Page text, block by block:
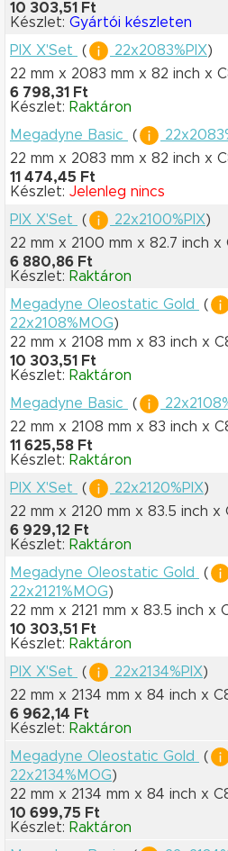
10 303,51 Ft
Készlet: Gyártói készleten
PIX X'Set
( 22x2083%PIX)
22 mm x 2083 mm x 82 inch x
6 798,31 Ft
Készlet: Raktáron
Megadyne Basic
(
22 mm x 2083 mm x 82 inch x
11 474,45 Ft
Készlet: Jelenleg nincs
PIX X'Set
( 22x2100%PIX)
22 mm x 2100 mm x 82.7 inch x
6 880,86 Ft
Készlet: Raktáron
Megadyne Oleostatic Gold
(
22x2108%MOG)
22 mm x 2108 mm x 83 inch x
10 303,51 Ft
Készlet: Raktáron
Megadyne Basic
(
22 mm x 2108 mm x 83 inch x
11 625,58 Ft
Készlet: Raktáron
PIX X'Set
( 22x2120%PIX)
22 mm x 2120 mm x 83.5 inch x
6 929,12 Ft
Készlet: Raktáron
Megadyne Oleostatic Gold
(
22x2121%MOG)
22 mm x 2121 mm x 83.5 inch x
10 303,51 Ft
Készlet: Raktáron
PIX X'Set
( 22x2134%PIX)
22 mm x 2134 mm x 84 inch x
6 962,14 Ft
Készlet: Raktáron
Megadyne Oleostatic Gold
(
22x2134%MOG)
22 mm x 2134 mm x 84 inch x
10 699,75 Ft
Készlet: Raktáron